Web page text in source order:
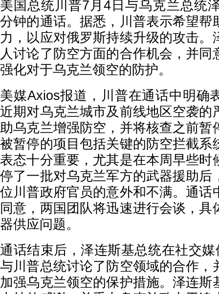
美国总统川普7月4日与乌克兰总统
分钟的通话。据悉，川普表示希望帮
力，以应对俄罗斯持续升级的攻击。
人讨论了防空方面的合作机会，并同
强化对于乌克兰领空的防护。
美媒Axios报道，川普在通话中明确
近期对乌克兰城市及前线地区空袭的
助乌克兰增强防空，并将核查之前暂
被暂停的项目包括关键的防空拦截系
表态十分重要，尤其是在本周早些时
停了一批对乌克兰军方的武器援助后
位川普政府官员的意外和不满。通话
同意，两国团队将迅速进行会谈，具
器供应问题。
通话结束后，泽连斯基总统在社交
与川普总统讨论了防空领域的合作，
加强乌克兰领空的保护措施。泽连斯